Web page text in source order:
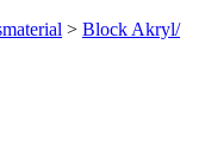
> Block Akryl/